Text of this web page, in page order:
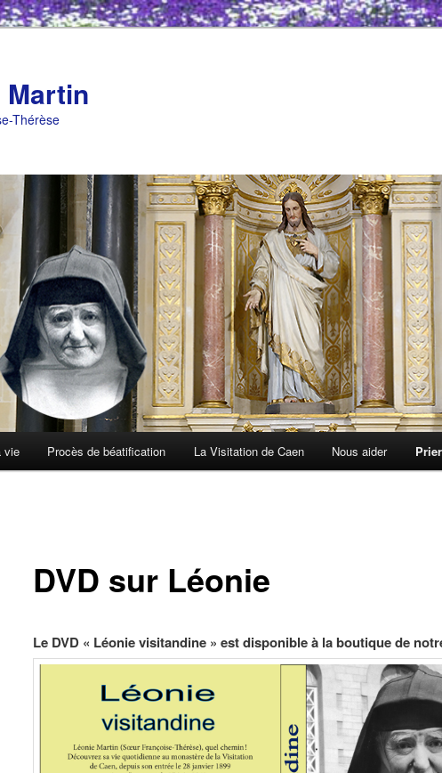
Martin
Thérèse
vie Procès de béatification La Visitation de Caen Nous aider
DVD sur Léonie
Le DVD « Léonie visitandine » est disponible à la boutique de